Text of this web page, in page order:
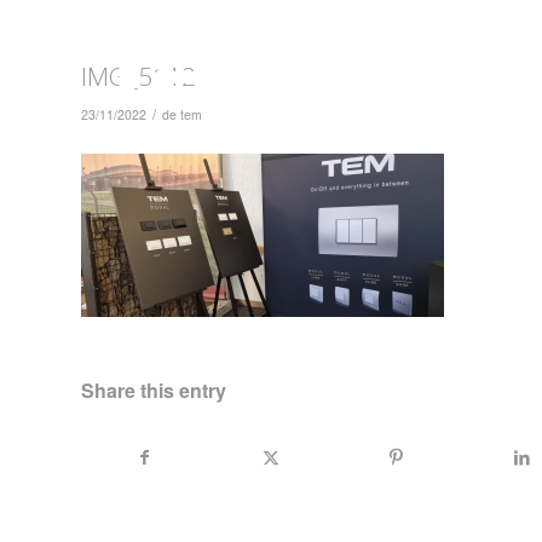
IMG_5112
23/11/2022 / detem
Share this entry